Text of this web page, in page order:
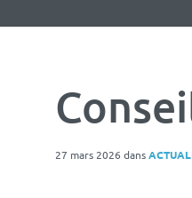
27 mars 2026 dans